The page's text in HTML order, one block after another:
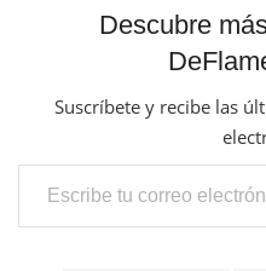
Descubre
Suscríbete y recibe las
Escribe tu correo electrónico…